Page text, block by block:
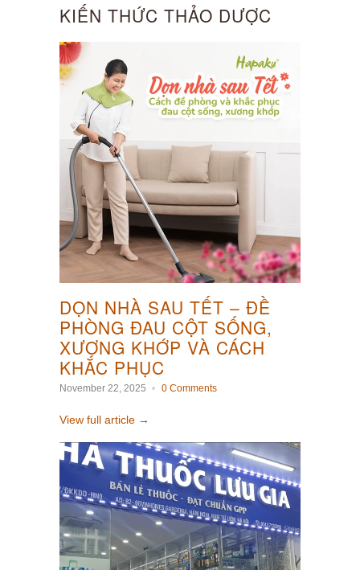
KIẾN THỨC THẢO DƯỢC
DỌN NHÀ SAU TẾT – ĐỀ
PHÒNG ĐAU CỘT SỐNG,
XƯƠNG KHỚP VÀ CÁCH
KHẮC PHỤC
November 22, 2025 0 Comments
View full article →